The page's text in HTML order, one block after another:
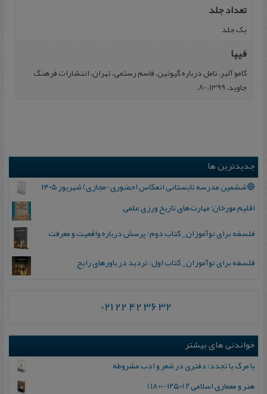
تعداد جلد
یک جلد
فیپا
کامو آلبر، تامل درباره گیوتین، قاسم رستمی، تهران، انتشارات فرهنگ
جاوید، 1399، 80.
جدیدترین ها
🔵ششمین مدرسه تابستانی انعکاس (حضوری-مجازی) شهریور ۱۴۰۵
اقلیم مورخان؛ مهارت‌های تاریخ ورزی علمی
فلسفه برای نوآموزان_ کتاب دوم: پرسش درباره واقعیت و معرفت
فلسفه برای نوآموزان_ کتاب اول: تردید در باورهای رایج
021 22 42 36 32
خواندنی های بیشتر
یا مرگ یا تجدد: دفتری در شعر و ادب مشروطه
هنر و معماری اسلامی ۲ (۱۲۵۰-۱۸۰۰)